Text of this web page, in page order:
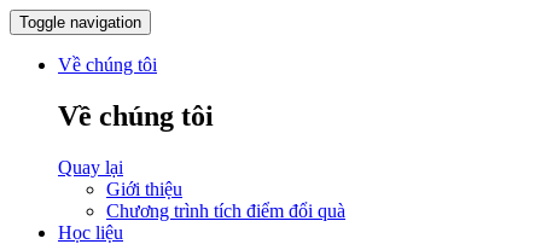
Toggle navigation
Về chúng tôi
Về chúng tôi
Quay lại
Giới thiệu
Chương trình tích điểm đổi quà
Học liệu